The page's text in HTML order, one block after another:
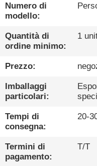
FABBRICA
CONTROLLO
DI
QUALITÀ
CONTATTACI
NOTIZIE
Numero di
modello:
Quantità di
ordine minimo:
1
Prezzo:
Imballaggi
particolari:
Tempi di
consegna:
20-
Termini di
pagamento:
T/T